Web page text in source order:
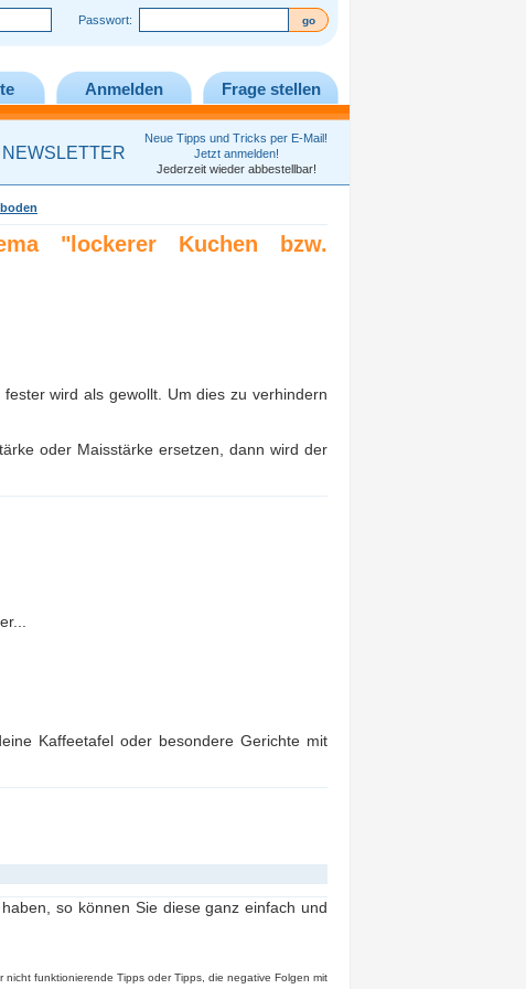
Passwort:
Anmelden Frage stellen
NEWSLETTER
Neue Tipps und Tricks per E-Mail!
Jetzt anmelden!
Jederzeit wieder abbestellbar!
"lockerer Kuchen bzw.
wird als gewollt. Um dies zu verhindern
oder Maisstärke ersetzen, dann wird der
Kaffeetafel oder besondere Gerichte mit
so können Sie diese ganz einfach und
funktionierende Tipps oder Tipps, die negative Folgen mit